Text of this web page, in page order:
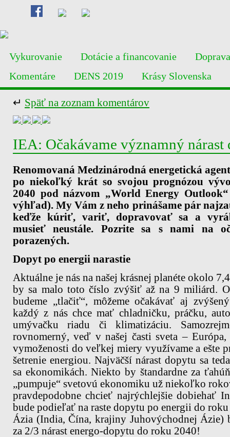
Vykurovanie Dotácie a financovanie
Doprava
Komentáre
DENS 2019 Krásy Slovenska
↵ Späť na zoznam komentárov
IEA: Očakávame významný
Renomovaná Medzinárodná energetická
po niekoľký krát so svojou prognózou
2040 pod názvom „World Energy
výhľad). My Vám z neho prinášame pár
keďže kúriť, variť, dopravovať sa a
musieť neustále. Pozrite sa s nami na
porazených.
Dopyt po energii narastie
Aktuálne je nás na našej krásnej planéte okolo
by sa malo toto číslo zvýšiť až na 9 miliárd.
budeme „tlačiť“, môžeme očakávať aj
každý z nás chce mať chladničku, práčku,
umývačku riadu či klimatizáciu.
rovnomerný, veď v našej časti sveta –
vymoženosti do veľkej miery využívame a ešte
šetrenie energiou. Najväčší nárast dopytu sa
sa ekonomikách. Niekto by štandardne za
„pumpuje“ svetovú ekonomiku už niekoľko
pravdepodobne chcieť najrýchlejšie dobiehať
bude podieľať na raste dopytu po energii do
Ázia (India, Čína, krajiny Juhovýchodnej Ázie)
za 2/3 nárast energo-dopytu do roku 2040!